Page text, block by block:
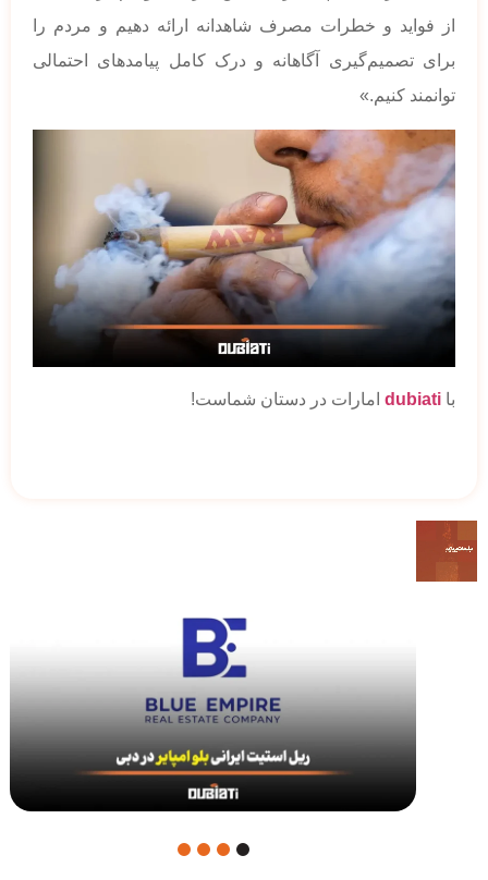
از فواید و خطرات مصرف شاهدانه ارائه دهیم و مردم را
برای تصمیم‌گیری آگاهانه و درک کامل پیامدهای احتمالی
توانمند کنیم.»
با dubiati امارات در دستان شماست!
1